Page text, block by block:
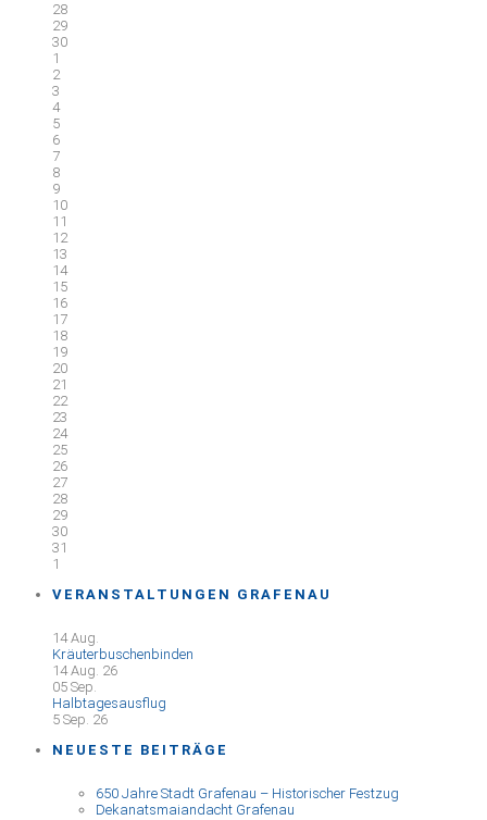
28
29
30
1
2
3
4
5
6
7
8
9
10
11
12
13
14
15
16
17
18
19
20
21
22
23
24
25
26
27
28
29
30
31
1
VERANSTALTUNGEN GRAFENAU
14 Aug.
Kräuterbuschenbinden
14 Aug. 26
05 Sep.
Halbtagesausflug
5 Sep. 26
NEUESTE BEITRÄGE
650 Jahre Stadt Grafenau – Historischer Festzug
Dekanatsmaiandacht Grafenau